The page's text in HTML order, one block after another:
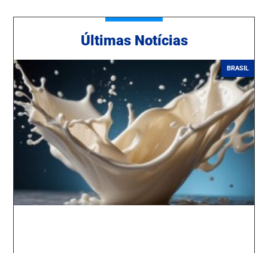
Últimas Notícias
BRASIL